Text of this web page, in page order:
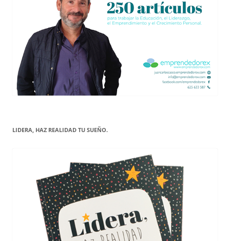
LIDERA, HAZ REALIDAD TU SUEÑO.